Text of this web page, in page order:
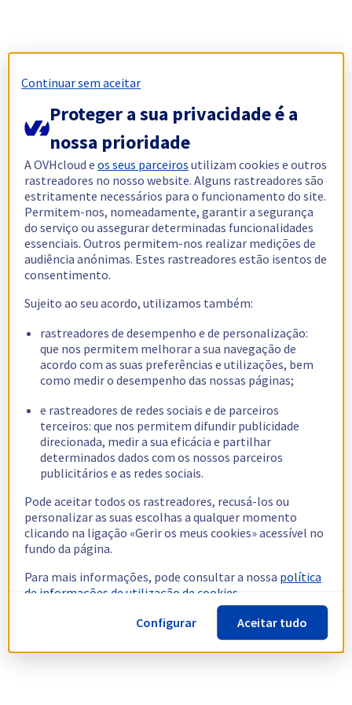
Continuar sem aceitar
Proteger a sua privacidade é a
nossa prioridade
A OVHcloud eos seus parceiros utilizam cookies e outros
rastreadores no nosso website. Alguns rastreadores são
estritamente necessários para o funcionamento do site.
Permitem-nos, nomeadamente, garantir a segurança
do serviço ou assegurar determinadas funcionalidades
essenciais. Outros permitem-nos realizar medições de
audiência anónimas. Estes rastreadores estão isentos de
consentimento.
Sujeito ao seu acordo, utilizamos também:
rastreadores de desempenho e de personalização:
que nos permitem melhorar a sua navegação de
acordo com as suas preferências e utilizações, bem
como medir o desempenho das nossas páginas;
e rastreadores de redes sociais e de parceiros
terceiros: que nos permitem difundir publicidade
direcionada, medir a sua eficácia e partilhar
determinados dados com os nossos parceiros
publicitários e as redes sociais.
Pode aceitar todos os rastreadores, recusá-los ou
personalizar as suas escolhas a qualquer momento
clicando na ligação «Gerir os meus cookies» acessível no
fundo da página.
Para mais informações, pode consultar a nossa política
de informações de utilização de cookies.
Configurar
Aceitar tudo